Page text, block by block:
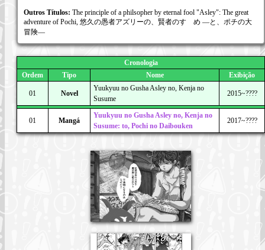
Outros Títulos: The principle of a philsopher by eternal fool "Asley": The great
adventure of Pochi, 悠久の愚者アズリーの、賢者のすゝめ ―と、ポチの大
冒険―
Cronologia
Ordem
Tipo Nome Exibição
01 Novel
Yuukyuu no Gusha Asley no, Kenja no
Susume
2015~????
01 Mangá
Yuukyuu no Gusha Asley no, Kenja no
Susume: to, Pochi no Daibouken
2017~????